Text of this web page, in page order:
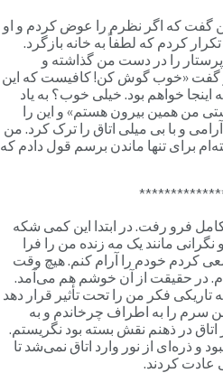
گفت که اگر نظرم را عوض کردم و او
کردم که لطفاً به خانه بازگرد.
را در دست من گذاشته و
و گفت «خوب گوش کن! کافیست که این
خواهم بود. خیلی خوب؟ به یاد
من همین بیرون هستم» و این را
و با بی میلی اتاق را ترک کرد. من
برای تنها ماندن برسم قول دادم که
فرو رفت. در ابتدا این کمی شکه
مانند یک مه زنده من را فرا
کردم خودم را آرام کنم. هیچ وقت
در حقیقت از آن خوشم هم می‌آمد.
تاریکی فکر من را تحت تأثیر قرار دهد
سرم را به اطراف چرخاندم و به
در ذهنم نقش بسته بود نگریستم.
و ذره‌ای از نور وارد اتاق نمی‌شد تا
عادت کردند.